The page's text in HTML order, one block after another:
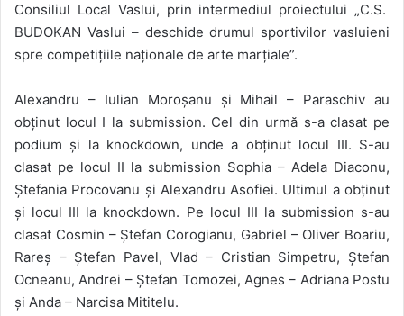
Consiliul Local Vaslui, prin intermediul proiectului „C.S.
BUDOKAN Vaslui – deschide drumul sportivilor vasluieni
spre competițiile naționale de arte marțiale”.
Alexandru – Iulian Moroșanu și Mihail – Paraschiv au
obținut locul I la submission. Cel din urmăs-a clasat pe
podium și la knockdown, unde a obținut locul III. S-au
clasat pe locul II la submission Sophia – Adela Diaconu,
Ștefania Procovanu și Alexandru Asofiei. Ultimul a obținut
și locul III la knockdown. Pe locul III la submission s-au
clasat Cosmin – Ștefan Corogianu, Gabriel – Oliver Boariu,
Rareș – Ștefan Pavel, Vlad – Cristian Simpetru, Ștefan
Ocneanu, Andrei – Ștefan Tomozei, Agnes – Adriana Postu
și Anda – Narcisa Mititelu.